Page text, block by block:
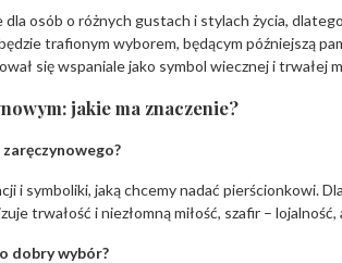
osób o różnych gustach i stylach życia,
trafionym wyborem, będącym późniejszą
się wspaniale jako symbol wiecznej i trwałej
jakie ma znaczenie?
i symboliki, jaką chcemy nadać pierścionkowi.
trwałość i niezłomną miłość, szafir –
dobry wybór?